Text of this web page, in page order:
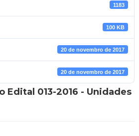
1183
100 KB
20 de novembro de 2017
20 de novembro de 2017
Edital 013-2016 - Unidades